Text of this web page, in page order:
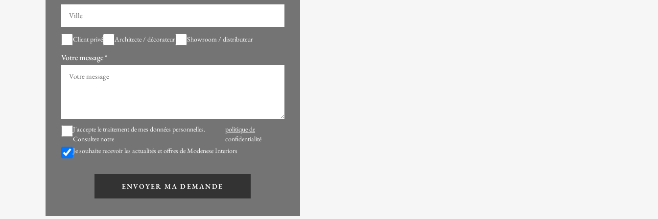
Client privé Architecte / décorateur Showroom / distributeur
Votre message*
J'accepte le traitement de mes données personnelles.
Consultez notre
politique de
confidentialité
Je souhaite recevoir les actualités et offres de Modenese Interiors
ENVOYER MA DEMANDE